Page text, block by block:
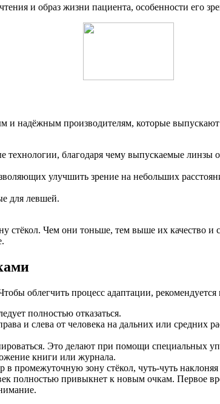
и образ жизни пациента, особенности его
и надёжным производителям, которые
благодаря чему выпускаемые линзы
улучшить зрение на небольших
для левшей.
стёкол. Чем они тоньше, тем выше их качество
облегчить процесс адаптации,
полностью отказаться.
и слева от человека на дальних или средних
Это делают при помощи специальных
книги или журнала.
промежуточную зону стёкол, чуть-чуть наклоняя
полностью привыкнет к новым очкам. Первое